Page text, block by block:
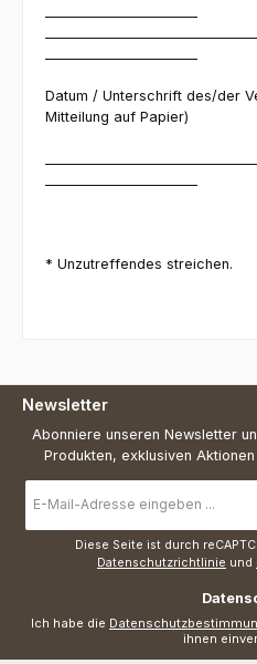
Datum / Unterschrift des/der
Mitteilung auf Papier)
* Unzutreffendes streichen.
Newsletter
Abonniere unseren Newsletter
Produkten, exklusiven
Mail-
Adresse
Diese Seite ist durch
Datenschutzrichtlinie und
Ich habe die
ihnen